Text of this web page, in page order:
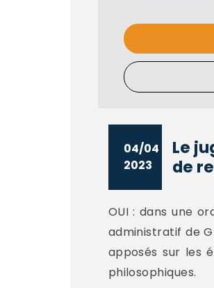
04/04
2023
Le
de
OUI : dans une
administratif de
apposés sur les
philosophiques.